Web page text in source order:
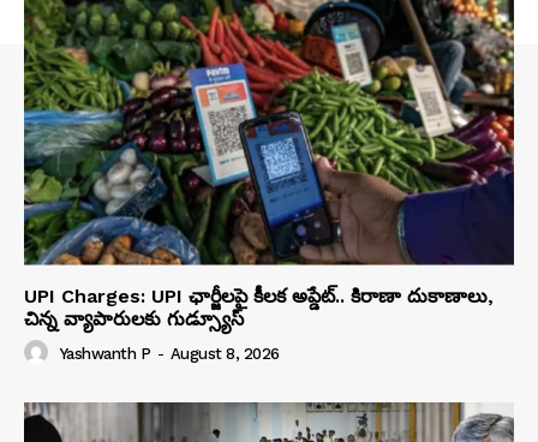
UPI Charges: UPI ఛార్జీలపై కీలక అప్డేట్.. కిరాణా దుకాణాలు,
చిన్న వ్యాపారులకు గుడ్స్యూస్
Yashwanth P - August 8, 2026